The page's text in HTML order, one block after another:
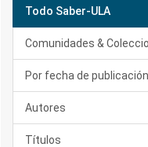
Todo Saber-ULA
Comunidades &
Por fecha de publicación
Autores
Títulos